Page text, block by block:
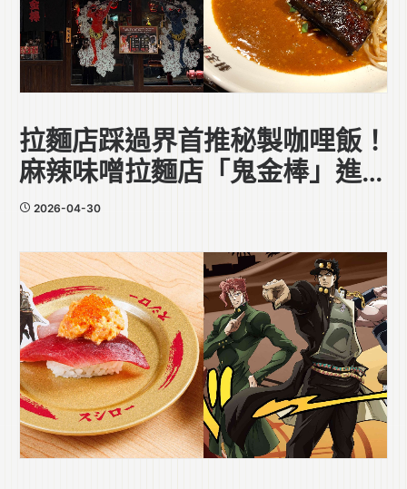
拉麵店踩過界首推秘製咖哩飯！
麻辣味噌拉麵店「鬼金棒」進駐
中環
2026-04-30